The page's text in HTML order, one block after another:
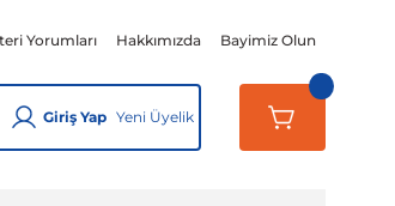
Yorumları Hakkımızda Bayimiz Olun
Giriş Yap Yeni Üyelik